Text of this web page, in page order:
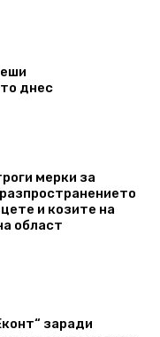
днес
мерки за
и козите на
област
заради